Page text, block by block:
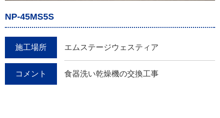
NP-45MS5S
施工場所 エムステージウェスティア
コメント 食器洗い乾燥機の交換工事